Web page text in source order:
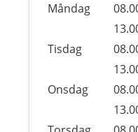
Dag
Öppettider
Kommentarer
Måndag
Tisdag
Onsdag